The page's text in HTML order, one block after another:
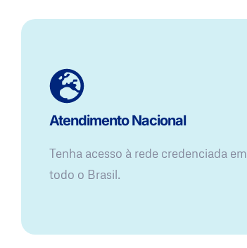
Atendimento Nacional
Tenha acesso à rede credenciada em
todo o Brasil.